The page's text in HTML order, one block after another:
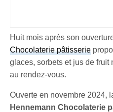
Huit mois après son
Chocolaterie pâtisserie
glaces, sorbets et jus de fruit
au rendez-vous.
Ouverte en novembre 2024,
Hennemann Chocolaterie